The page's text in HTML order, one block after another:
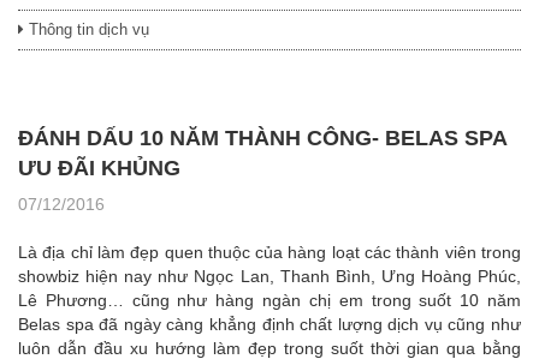
Thông tin dịch vụ
ĐÁNH DẤU 10 NĂM THÀNH CÔNG- BELAS SPA
ƯU ĐÃI KHỦNG
07/12/2016
Là địa chỉ làm đẹp quen thuộc của hàng loạt các thành viên trong
showbiz hiện nay như Ngọc Lan, Thanh Bình, Ưng Hoàng Phúc,
Lê Phương… cũng như hàng ngàn chị em trong suốt 10 năm
Belas spa đã ngày càng khẳng định chất lượng dịch vụ cũng như
luôn dẫn đầu xu hướng làm đẹp trong suốt thời gian qua bằng